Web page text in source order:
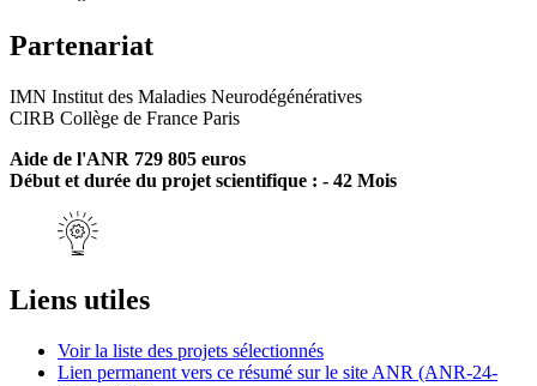
Partenariat
IMN Institut des Maladies Neurodégénératives
CIRB Collège de France Paris
Aide de l'ANR 729 805 euros
Début et durée du projet scientifique : - 42 Mois
Liens utiles
Voir la liste des projets sélectionnés
Lien permanent vers ce résumé sur le site ANR (ANR-24-